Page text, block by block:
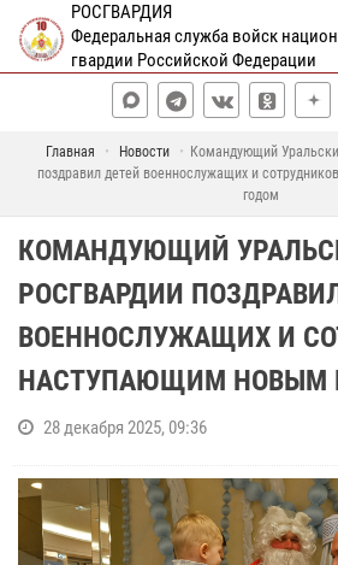
РОСГВАРДИЯ
Федеральная служба войск
гвардии Российской Федерации
Главная Новости
Командующий
поздравил детей военнослужащих и
годом
КОМАНДУЮЩИЙ
РОСГВАРДИИ
ВОЕННОСЛУЖАЩИХ И
НАСТУПАЮЩИМ НОВЫМ
28 декабря 2025, 09:36